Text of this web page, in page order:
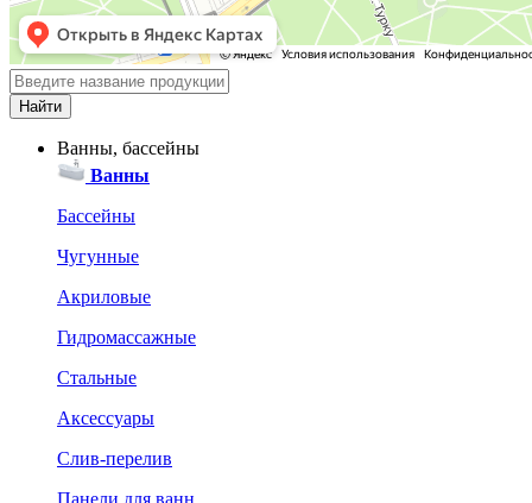
Ванны, бассейны
Ванны
Бассейны
Чугунные
Акриловые
Гидромассажные
Стальные
Аксессуары
Слив-перелив
Панели для ванн